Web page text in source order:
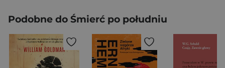
Podobne do Śmierć po południu